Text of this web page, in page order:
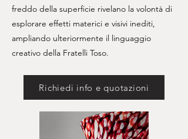
freddo della superficie rivelano la volontà di
esplorare effetti materici e visivi inediti,
ampliando ulteriormente il linguaggio
creativo della Fratelli Toso.
Richiedi info e quotazioni